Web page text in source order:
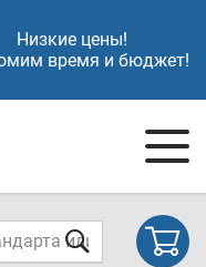
Низкие цены!
время и бюджет!